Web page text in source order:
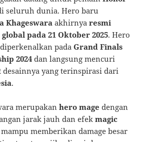
seluruh dunia. Hero baru
Khageswara akhirnyaresmi
pada 21 Oktober 2025. Hero
padaGrand Finals
2024 dan langsung mencuri
yang terinspirasi dari
.
merupakanhero mage dengan
jarak jauh dan efekmagic
memberikan damage besar